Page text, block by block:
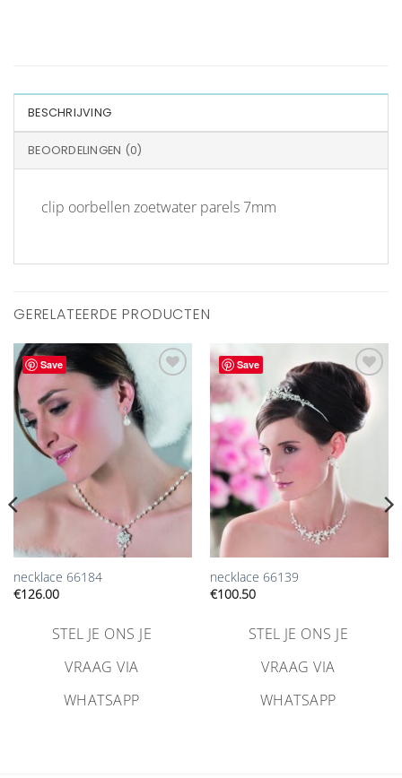
BESCHRIJVING
BEOORDELINGEN (0)
clip oorbellen zoetwater parels 7mm
GERELATEERDE PRODUCTEN
Save
verlanglijst
toevoegen
necklace 66184
€126.00
STEL JE ONS JE
VRAAG VIA
WHATSAPP
Save
Aan
verlanglijst
toevoegen
necklace 66139
€100.50
STEL JE ONS JE
VRAAG VIA
WHATSAPP